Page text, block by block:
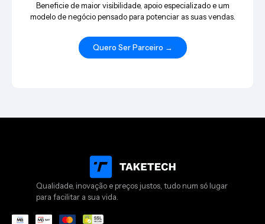
Beneficie de maior visibilidade, apoio especializado e um
modelo de negócio pensado para potenciar as suas vendas.
Quero Ser Parceiro →
Qualidade, inovação e preços justos, tudo num só lugar
para facilitar a sua vida.